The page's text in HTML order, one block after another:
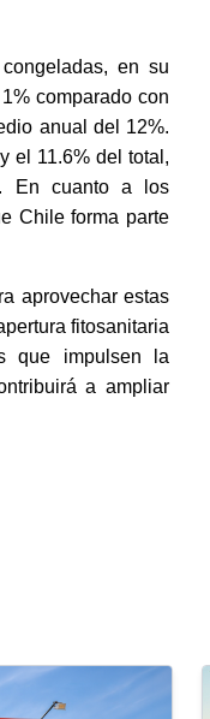
en su
comparado con
anual del 12%.
el 11.6% del total,
En cuanto a los
Chile forma parte
aprovechar estas
fitosanitaria
que impulsen la
a ampliar